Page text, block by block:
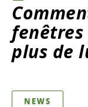
plus de
NEWS